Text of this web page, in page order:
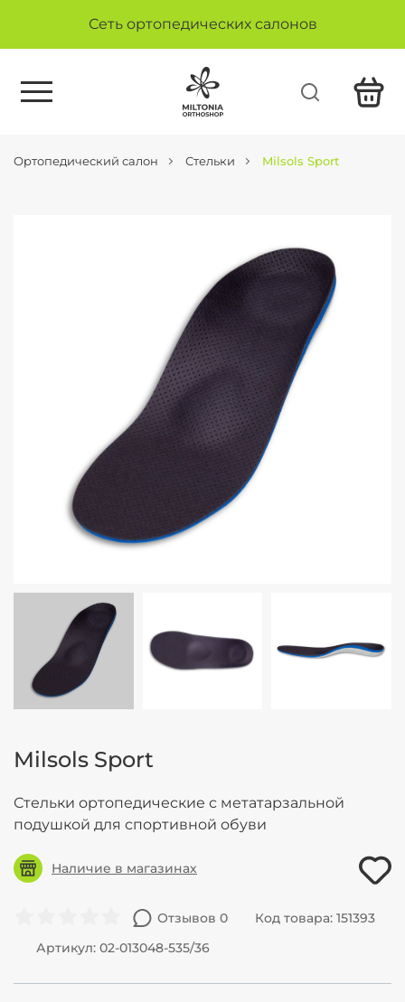
Сеть ортопедических салонов
Ортопедический салон Стельки Milsols Sport
Milsols Sport
Стельки ортопедические с метатарзальной
подушкой для спортивной обуви
Наличие в магазинах
Отзывов 0
Код товара: 151393
Артикул: 02-013048-535/36